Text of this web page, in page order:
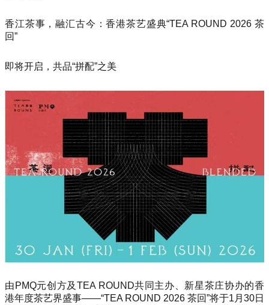
香江茶事，融汇古今：香港茶艺盛典“TEA ROUND 2026 茶
回”
即将开启，共品“拼配”之美
由PMQ元创方及TEA ROUND共同主办、新星茶庄协办的香
港年度茶艺界盛事——“TEA ROUND 2026 茶回”将于1月30日